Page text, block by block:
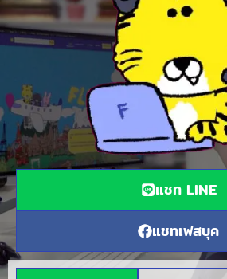
แชท LINE
แชทเฟสบุค